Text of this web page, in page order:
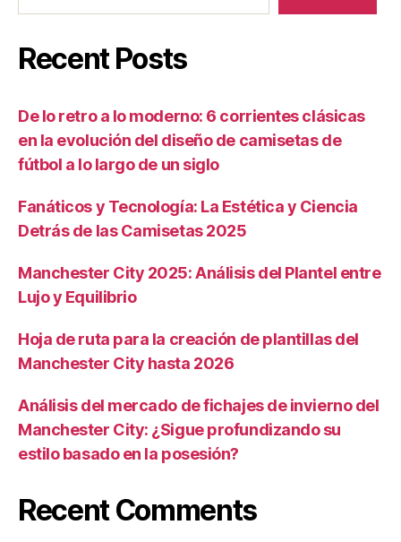
Recent Posts
De lo retro a lo moderno: 6 corrientes clásicas
en la evolución del diseño de camisetas de
fútbol a lo largo de un siglo
Fanáticos y Tecnología: La Estética y Ciencia
Detrás de las Camisetas 2025
Manchester City 2025: Análisis del Plantel entre
Lujo y Equilibrio
Hoja de ruta para la creación de plantillas del
Manchester City hasta 2026
Análisis del mercado de fichajes de invierno del
Manchester City: ¿Sigue profundizando su
estilo basado en la posesión?
Recent Comments